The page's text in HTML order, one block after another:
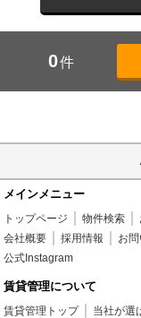
0件
メインメニュー
トップページ 物件検索
会社概要
採用情報 お
公式Instagram
賃貸管理について
賃貸管理トップ 当社が選